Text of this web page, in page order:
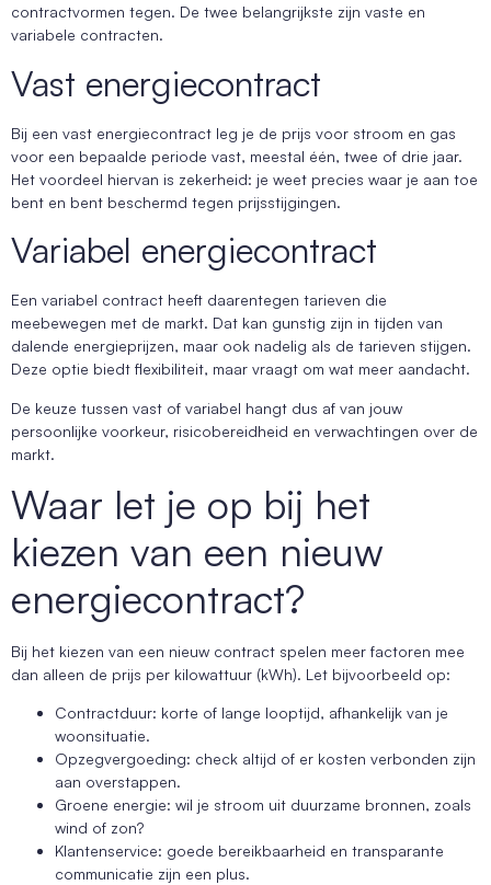
contractvormen tegen. De twee belangrijkste zijn vaste en
variabele contracten.
Vast energiecontract
Bij een vast energiecontract leg je de prijs voor stroom en gas
voor een bepaalde periode vast, meestal één, twee of drie jaar.
Het voordeel hiervan is zekerheid: je weet precies waar je aan toe
bent en bent beschermd tegen prijsstijgingen.
Variabel energiecontract
Een variabel contract heeft daarentegen tarieven die
meebewegen met de markt. Dat kan gunstig zijn in tijden van
dalende energieprijzen, maar ook nadelig als de tarieven stijgen.
Deze optie biedt flexibiliteit, maar vraagt om wat meer aandacht.
De keuze tussen vast of variabel hangt dus af van jouw
persoonlijke voorkeur, risicobereidheid en verwachtingen over de
markt.
Waar let je op bij het
kiezen van een nieuw
energiecontract?
Bij het kiezen van een nieuw contract spelen meer factoren mee
dan alleen de prijs per kilowattuur (kWh). Let bijvoorbeeld op:
Contractduur: korte of lange looptijd, afhankelijk van je
woonsituatie.
Opzegvergoeding: check altijd of er kosten verbonden zijn
aan overstappen.
Groene energie: wil je stroom uit duurzame bronnen, zoals
wind of zon?
Klantenservice: goede bereikbaarheid en transparante
communicatie zijn een plus.